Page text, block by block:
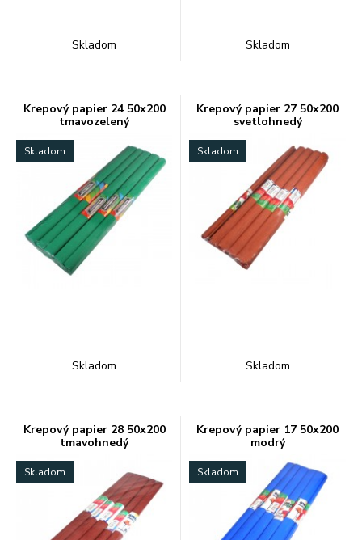
Skladom Skladom
Krepový papier 24 50x200
tmavozelený
Skladom
Skladom
Krepový papier 27 50x200
svetlohnedý
Skladom
Skladom
Krepový papier 28 50x200
tmavohnedý
Skladom
Krepový papier 17 50x200
modrý
Skladom